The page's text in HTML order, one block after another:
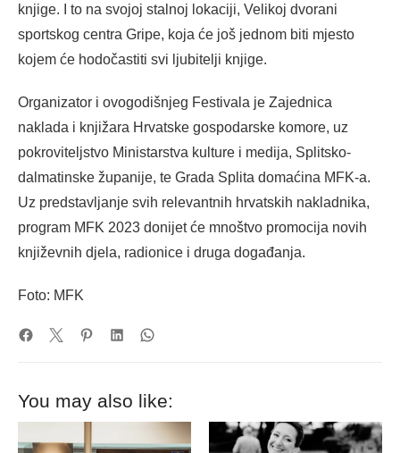
knjige. I to na svojoj stalnoj lokaciji, Velikoj dvorani
sportskog centra Gripe, koja će još jednom biti mjesto
kojem će hodočastiti svi ljubitelji knjige.
Organizator i ovogodišnjeg Festivala je Zajednica
naklada i knjižara Hrvatske gospodarske komore, uz
pokroviteljstvo Ministarstva kulture i medija, Splitsko-
dalmatinske županije, te Grada Splita domaćina MFK-a.
Uz predstavljanje svih relevantnih hrvatskih nakladnika,
program MFK 2023 donijet će mnoštvo promocija novih
književnih djela, radionice i druga događanja.
Foto: MFK
You may also like: